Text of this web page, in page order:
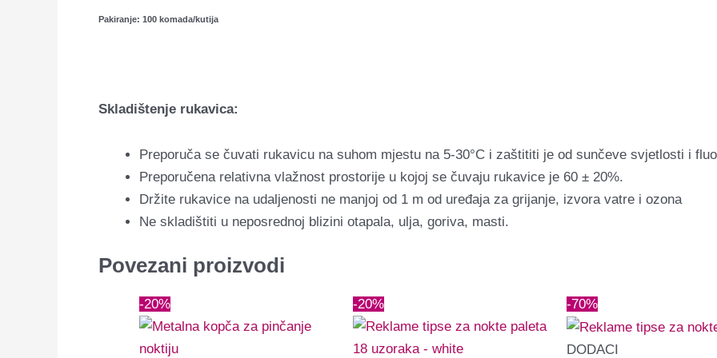
Pakiranje: 100 komada/kutija
Skladištenje rukavica:
Preporuča se čuvati rukavicu na suhom mjestu na 5-30°C i zaštititi je od sunčeve svjetlosti i
Preporučena relativna vlažnost prostorije u kojoj se čuvaju rukavice je 60 ± 20%.
Držite rukavice na udaljenosti ne manjoj od 1 m od uređaja za grijanje, izvora vatre i ozona
Ne skladištiti u neposrednoj blizini otapala, ulja, goriva, masti.
Povezani proizvodi
-20%
cijenacijena
-20%
cijena
bila
cijena
je:
-70%
DODACI
cijena
bila
cijena